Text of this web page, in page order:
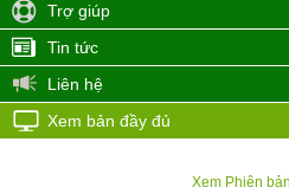
Trợ giúp
Tin tức
Liên hệ
Xem bản đầy đủ
Xem Phiên